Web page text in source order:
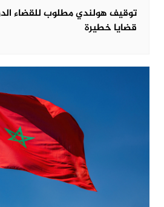
توقيف هولندي مطلوب للقضاء
قضايا خطيرة